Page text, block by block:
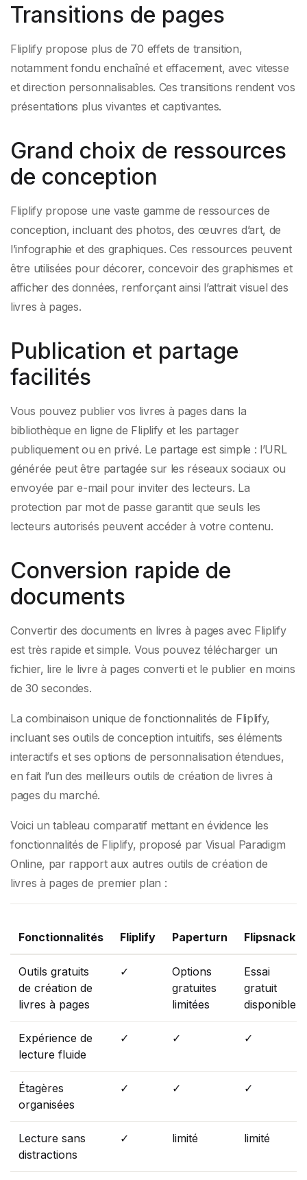
Transitions de pages
Fliplify propose plus de 70 effets de transition,
notamment fondu enchaîné et effacement, avec vitesse
et direction personnalisables. Ces transitions rendent vos
présentations plus vivantes et captivantes.
Grand choix de ressources
de conception
Fliplify propose une vaste gamme de ressources de
conception, incluant des photos, des œuvres d’art, de
l’infographie et des graphiques. Ces ressources peuvent
être utilisées pour décorer, concevoir des graphismes et
afficher des données, renforçant ainsi l’attrait visuel des
livres à pages.
Publication et partage
facilités
Vous pouvez publier vos livres à pages dans la
bibliothèque en ligne de Fliplify et les partager
publiquement ou en privé. Le partage est simple : l’URL
générée peut être partagée sur les réseaux sociaux ou
envoyée par e-mail pour inviter des lecteurs. La
protection par mot de passe garantit que seuls les
lecteurs autorisés peuvent accéder à votre contenu.
Conversion rapide de
documents
Convertir des documents en livres à pages avec Fliplify
est très rapide et simple. Vous pouvez télécharger un
fichier, lire le livre à pages converti et le publier en moins
de 30 secondes.
La combinaison unique de fonctionnalités de Fliplify,
incluant ses outils de conception intuitifs, ses éléments
interactifs et ses options de personnalisation étendues,
en fait l’un des meilleurs outils de création de livres à
pages du marché.
Voici un tableau comparatif mettant en évidence les
fonctionnalités de Fliplify, proposé par Visual Paradigm
Online, par rapport aux autres outils de création de
livres à pages de premier plan :
Fonctionnalités Fliplify Paperturn Flipsnack
Outils gratuits
de création de
livres à pages
✓
Options
gratuites
limitées
Essai
gratuit
disponible
Expérience de
lecture fluide
✓ ✓ ✓
Étagères
organisées
✓ ✓ ✓
Lecture sans
distractions
✓ limité limité